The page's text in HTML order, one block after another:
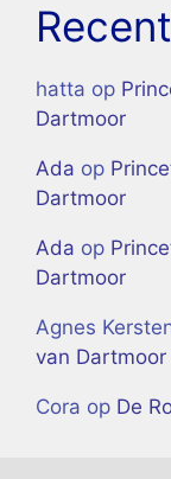
hatta op
Dartmoor
Ada op
Dartmoor
Ada op
Dartmoor
Agnes
van Dartmoor
Cora op De